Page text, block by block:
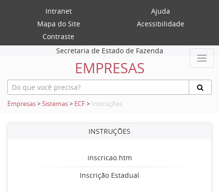
Intranet
Ajuda
Mapa do Site
Acessibilidade
Contraste
Secretaria de Estado de Fazenda
EMPRESAS
Empresas>Sistemas> ECF> Instruções
INSTRUÇÕES
inscricao.htm
Inscrição Estadual